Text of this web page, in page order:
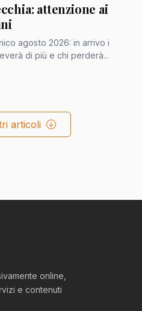
attenzione ai
agosto 2026: in arrivo i
di più e chi perderà...
articoli
online,
e contenuti